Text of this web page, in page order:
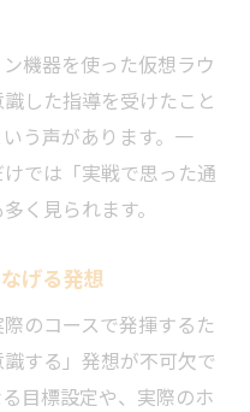
機器を使った仮想ラウ
した指導を受けたこと
う声があります。一
では「実戦で思った通
く見られます。
げる発想
のコースで発揮するた
する」発想が不可欠で
目標設定や、実際のホ